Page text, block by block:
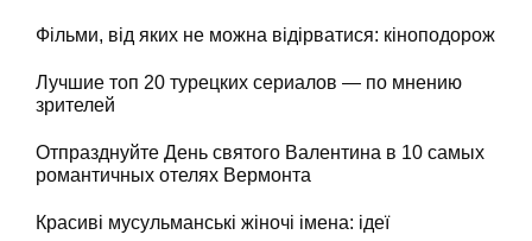
Фільми, від яких не можна відірватися: кіноподорож
Лучшие топ 20 турецких сериалов — по мнению
зрителей
Отпразднуйте День святого Валентина в 10 самых
романтичных отелях Вермонта
Красиві мусульманські жіночі імена: ідеї